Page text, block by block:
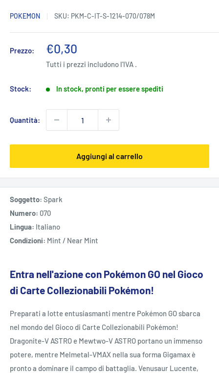
POKEMON SKU: PKM-C-IT-S-1214-070/078M
Prezzo:
Prezzo
scontato
€0,30
Tutti i prezzi includono l'IVA .
Stock: In stock, pronti per essere spediti
Quantità:
Aggiungi al carrello
Soggetto: Spark
Numero: 070
Lingua: Italiano
Condizioni: Mint / Near Mint
Entra nell'azione con Pokémon GO nel Gioco
di Carte Collezionabili Pokémon!
Preparati a lotte entusiasmanti mentre Pokémon GO sbarca
nel mondo del Gioco di Carte Collezionabili Pokémon!
Dragonite-V ASTRO e Mewtwo-V ASTRO portano un immenso
potere, mentre Melmetal-VMAX nella sua forma Gigamax è
pronto a dominare il campo di battaglia. Venusaur Lucente,